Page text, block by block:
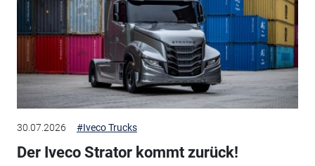
30.07.2026 #Iveco Trucks
Der Iveco Strator kommt zurück!